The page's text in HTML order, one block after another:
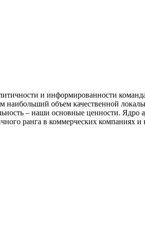
и информированности
наибольший объем качественной
– наши основные ценности. Ядро
ранга в коммерческих компаниях и